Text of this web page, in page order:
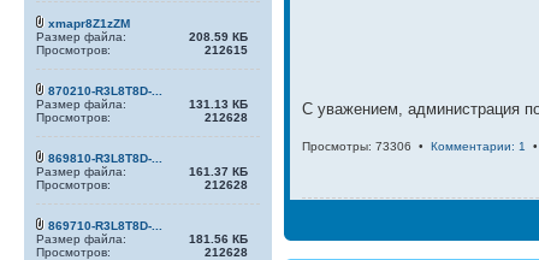
xmapr8Z1zZM
Размер файла:
208.59 КБ
Просмотров:
212615
870210-R3L8T8D-...
Размер файла:
131.13 КБ
Просмотров:
212628
869810-R3L8T8D-...
Размер файла:
161.37 КБ
Просмотров:
212628
869710-R3L8T8D-...
Размер файла:
181.56 КБ
Просмотров:
212628
С уважением, администрация
Просмотры: 73306 • Комментарии: 1